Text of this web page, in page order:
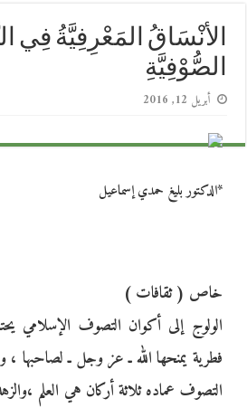
الأنْسَاقُ المَعْرِفِيَّةُ فِي
الصُّوْفِيَّةِ
أبريل 12, 2016
*الدكتور بليغ حمدي إسماعيل
خاص ( ثقافات )
الولوج إلى أكوان التصوف الإسلامي
فطرية يمنحها الله ـ عز وجل ـ لصاحبها ،
التصوف عماده ثلاثة أركان هي العلم